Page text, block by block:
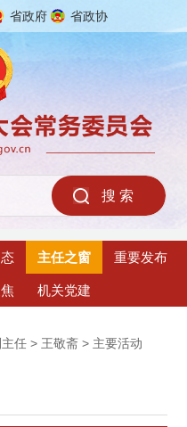
省政府 省政协
主任之窗 重要发布
机关党建
任 > 王敬斋 > 主要活动